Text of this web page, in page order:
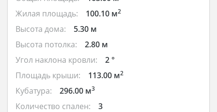
Жилая площадь: 100.10 м2
Высота дома:
5.30 м
Высота потолка:
2.80 м
Угол наклона кровли:
2 °
Площадь крыши:
113.00 м2
Кубатура: 296.00 м3
Количество спален:
3